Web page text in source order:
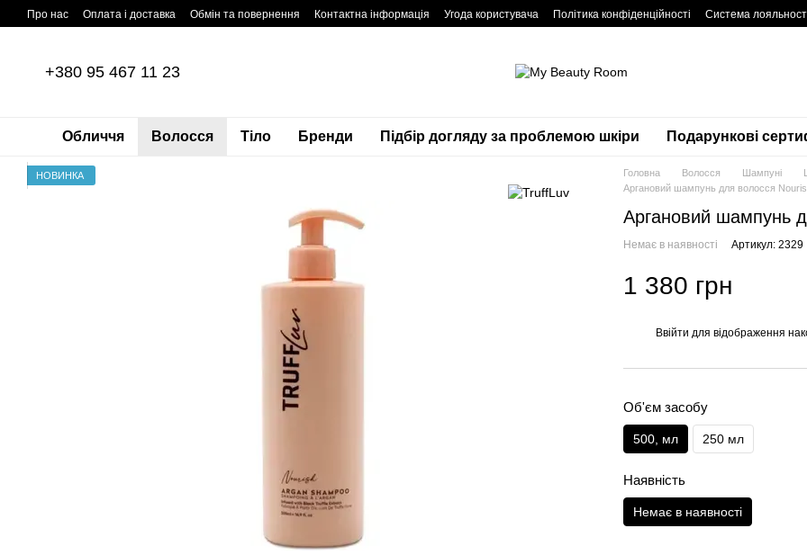
Перейти до основного контенту
Про нас Оплата і доставка Обмін та повернення Контактна інформація Угода користувача Політика конфіденційності Система
+380 95 467 11 23
Обличчя Волосся Тіло Бренди Підбір догляду за проблемою шкіри Подарункові
НОВИНКА Головна Волосся Шампуні
Аргановий шампунь для волосся
Аргановий шампунь
Немає в наявності Артикул: 2329
1 380 грн
Ввійти для відображення
Об'єм засобу
500, мл 250 мл
Наявність
Немає в наявності